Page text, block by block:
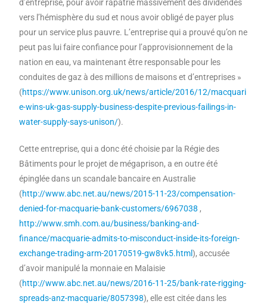
d’entreprise, pour avoir rapatrié massivement des dividendes
vers l’hémisphère du sud et nous avoir obligé de payer plus
pour un service plus pauvre. L’entreprise qui a prouvé qu’on ne
peut pas lui faire confiance pour l’approvisionnement de la
nation en eau, va maintenant être responsable pour les
conduites de gaz à des millions de maisons et d’entreprises »
(https://www.unison.org.uk/news/article/2016/12/macquari
e-wins-uk-gas-supply-business-despite-previous-failings-in-
water-supply-says-unison/).
Cette entreprise, qui a donc été choisie par la Régie des
Bâtiments pour le projet de mégaprison, a en outre été
épinglée dans un scandale bancaire en Australie
(http://www.abc.net.au/news/2015-11-23/compensation-
denied-for-macquarie-bank-customers/6967038 ,
http://www.smh.com.au/business/banking-and-
finance/macquarie-admits-to-misconduct-inside-its-foreign-
exchange-trading-arm-20170519-gw8vk5.html), accusée
d’avoir manipulé la monnaie en Malaisie
(http://www.abc.net.au/news/2016-11-25/bank-rate-rigging-
spreads-anz-macquarie/8057398), elle est citée dans les